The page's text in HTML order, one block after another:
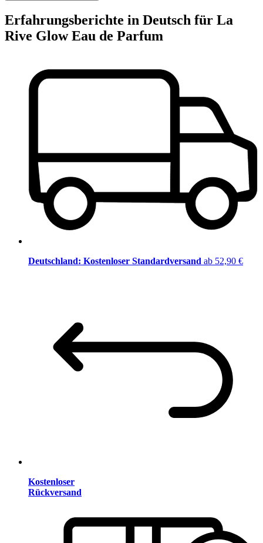
Erfahrungsberichte in Deutsch für La
Rive Glow Eau de Parfum
Deutschland: Kostenloser Standardversand ab 52,90 €
Kostenloser
Rückversand